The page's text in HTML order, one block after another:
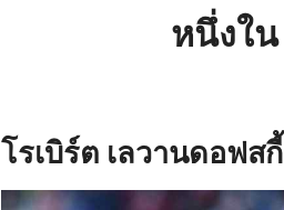
หนึ่งใ
โรเบิร์ต เลวานดอฟ